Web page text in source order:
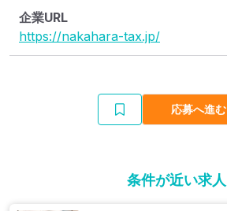
企業URL
https://nakahara-tax.jp/
応募へ進む
条件が近い求人